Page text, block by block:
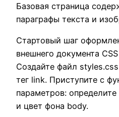
Базовая страница
параграфы текста и
Стартовый шаг
внешнего документа
Создайте файл
тег link. Приступите с
параметров:
и цвет фона body.